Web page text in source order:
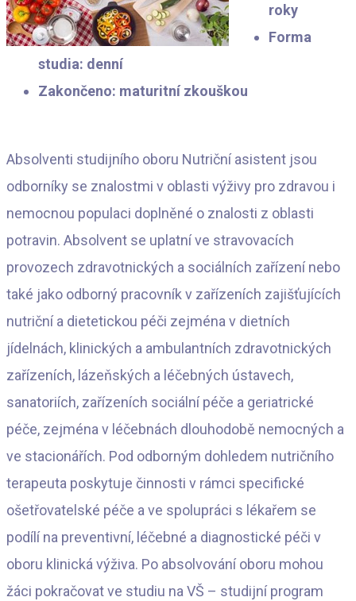
roky
Forma
studia: denní
Zakončeno: maturitní zkouškou
Absolventi studijního oboru Nutriční asistent jsou
odborníky se znalostmi v oblasti výživy pro zdravou i
nemocnou populaci doplněné o znalosti z oblasti
potravin. Absolvent se uplatní ve stravovacích
provozech zdravotnických a sociálních zařízení nebo
také jako odborný pracovník v zařízeních zajišťujících
nutriční a dietetickou péči zejména v dietních
jídelnách, klinických a ambulantních zdravotnických
zařízeních, lázeňských a léčebných ústavech,
sanatoriích, zařízeních sociální péče a geriatrické
péče, zejména v léčebnách dlouhodobě nemocných a
ve stacionářích. Pod odborným dohledem nutričního
terapeuta poskytuje činnosti v rámci specifické
ošetřovatelské péče a ve spolupráci s lékařem se
podílí na preventivní, léčebné a diagnostické péči v
oboru klinická výživa. Po absolvování oboru mohou
žáci pokračovat ve studiu na VŠ – studijní program